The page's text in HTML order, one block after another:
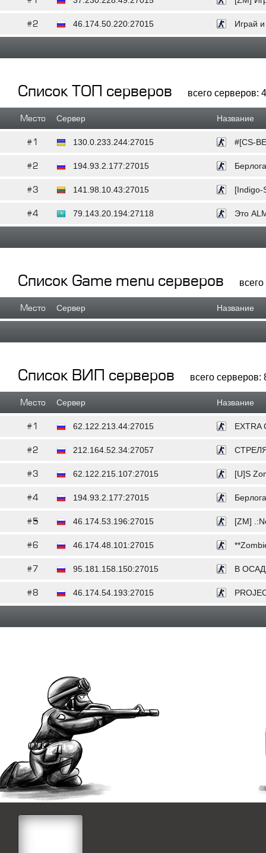
#2 46.174.50.220:27015 Играй
Список ТОП серверов всего серверов:
Место Сервер Название
#1 130.0.233.244:27015 #[CS-
#2 194.93.2.177:27015
#3 141.98.10.43:27015 [Indigo-
#4 79.143.20.194:27118 Это
Список Game menu серверов
Место Сервер Название
Список ВИП серверов всего серверов:
Место Сервер Название
#1 62.122.213.44:27015 EXTRA
#2 212.164.52.34:27057
#3 62.122.215.107:27015 [U]S
#4 194.93.2.177:27015
#5 46.174.53.196:27015 [ZM]
#6 46.174.48.101:27015
#7 95.181.158.150:27015 В
#8 46.174.54.193:27015